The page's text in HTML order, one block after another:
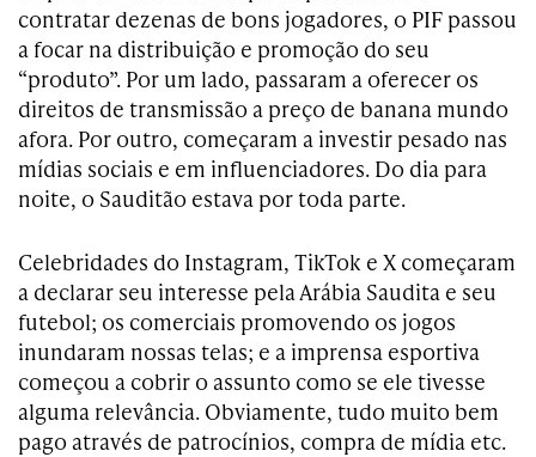
contratar dezenas de bons jogadores, o PIF passou
a focar na distribuição e promoção do seu
“produto”. Por um lado, passaram a oferecer os
direitos de transmissão a preço de banana mundo
afora. Por outro, começaram a investir pesado nas
mídias sociais e em influenciadores. Do dia para
noite, o Sauditão estava por toda parte.
Celebridades do Instagram, TikTok e X começaram
a declarar seu interesse pela Arábia Saudita e seu
futebol; os comerciais promovendo os jogos
inundaram nossas telas; e a imprensa esportiva
começou a cobrir o assunto como se ele tivesse
alguma relevância. Obviamente, tudo muito bem
pago através de patrocínios, compra de mídia etc.